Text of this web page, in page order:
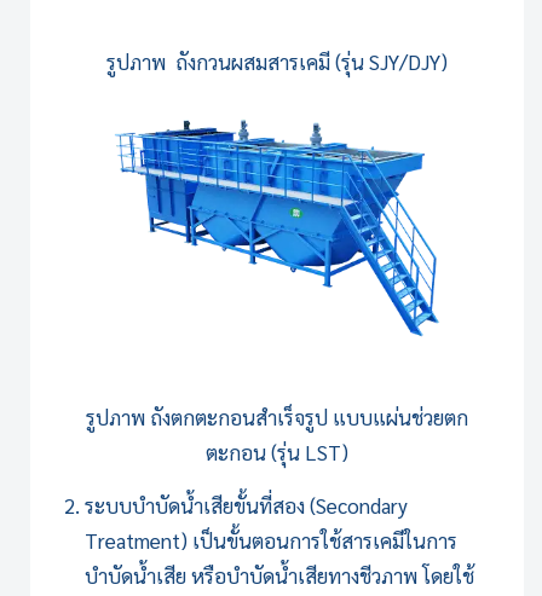
รูปภาพ ถังกวนผสมสารเคมี (รุ่น SJY/DJY)
รูปภาพ ถังตกตะกอนสำเร็จรูป แบบแผ่นช่วยตก
ตะกอน (รุ่น LST)
ระบบบำบัดน้ำเสียขั้นที่สอง (Secondary
Treatment) เป็นขั้นตอนการใช้สารเคมีในการ
บำบัดน้ำเสีย หรือบำบัดน้ำเสียทางชีวภาพ โดยใช้